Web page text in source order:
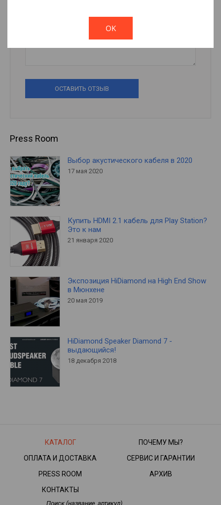
ОСТАВИТЬ ОТЗЫВ
Press Room
Выбор акустического кабеля в 2020
17 мая 2020
Купить HDMI 2.1 кабель для Play Station?
Это к нам
21 января 2020
Экспозиция HiDiamond на High End Show
в Мюнхене
20 мая 2019
HiDiamond Speaker Diamond 7 -
выдающийся!
18 декабря 2018
КАТАЛОГ
ПОЧЕМУ МЫ?
ОПЛАТА И ДОСТАВКА
СЕРВИС И ГАРАНТИИ
PRESS ROOM
АРХИВ
КОНТАКТЫ
!
Not valid!
OK